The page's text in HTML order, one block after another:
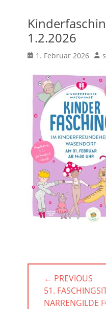
1.2.2026
Posted
1. Februar 2026
← PREVIOUS
PREVIOUS
POST:
51.
NARRENGILDE